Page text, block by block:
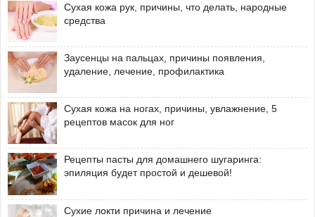
Сухая кожа рук, причины, что делать, народные
средства
Заусенцы на пальцах, причины появления,
удаление, лечение, профилактика
Сухая кожа на ногах, причины, увлажнение, 5
рецептов масок для ног
Рецепты пасты для домашнего шугаринга:
эпиляция будет простой и дешевой!
Сухие локти причина и лечение